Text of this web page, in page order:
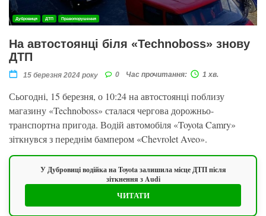
Дубровиця ДТП Правопорушення
На автостоянці біля «Technoboss» знову
ДТП
15 березня 2024 року 0 Час прочитання: 1 хв.
Сьогодні, 15 березня, о 10:24 на автостоянці поблизу
магазину «Technoboss» сталася чергова дорожньо-
транспортна пригода. Водій автомобіля «Toyota Camry»
зіткнувся з переднім бампером «Chevrolet Aveo».
У Дубровиці водійка на Toyota залишила місце ДТП після
зіткнення з Audi
ЧИТАТИ